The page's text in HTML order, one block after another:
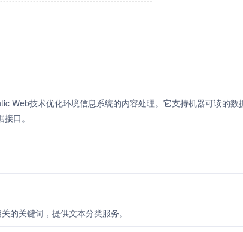
Web技术优化环境信息系统的内容处理。它支持机器可读的数
口。
的关键词，提供文本分类服务。